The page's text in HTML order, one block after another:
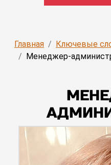
Главная
Ключевые
Менеджер-